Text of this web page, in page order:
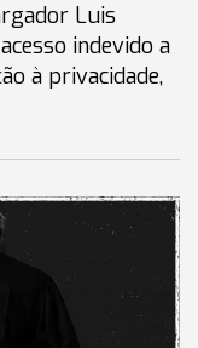
Luis
indevido a
à privacidade,